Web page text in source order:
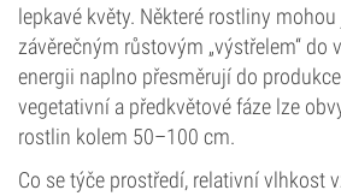
lepkavé květy. Některé rostliny
závěrečným růstovým „výstřelem“ do
energii naplno přesměrují do
vegetativní a předkvětové fáze lze
rostlin kolem 50–100 cm.
Co se týče prostředí, relativní vlhkost